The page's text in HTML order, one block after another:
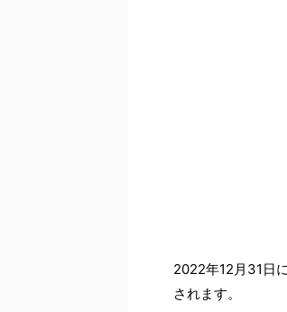
2022年12月31日
されます。